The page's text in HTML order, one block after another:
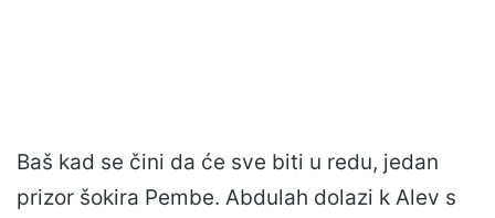
Baš kad se čini da će sve biti u redu, jedan
prizor šokira Pembe. Abdulah dolazi k Alev s